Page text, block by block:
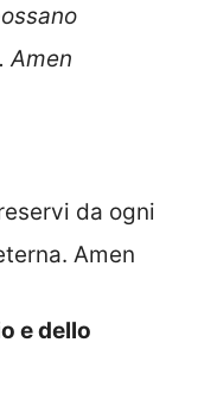
Amen
da ogni
Amen
e dello